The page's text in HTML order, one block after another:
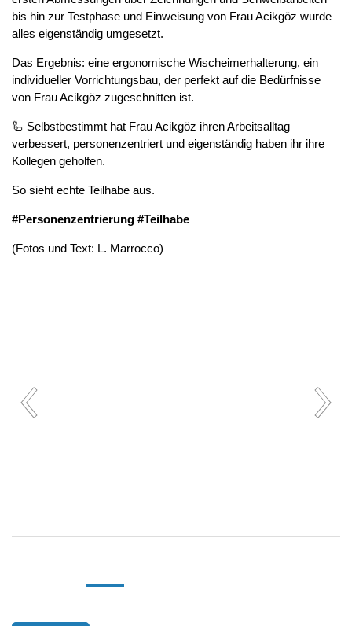
bis hin zur Testphase und Einweisung von Frau Acikgöz wurde
alles eigenständig umgesetzt.
Das Ergebnis: eine ergonomische Wischeimerhalterung, ein
individueller Vorrichtungsbau, der perfekt auf die Bedürfnisse
von Frau Acikgöz zugeschnitten ist.
🦾 Selbstbestimmt hat Frau Acikgöz ihren Arbeitsalltag
verbessert, personenzentriert und eigenständig haben ihr ihre
Kollegen geholfen.
So sieht echte Teilhabe aus.
#Personenzentrierung #Teilhabe
(Fotos und Text: L. Marrocco)